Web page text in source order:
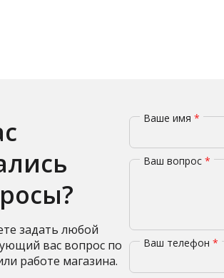
задать любой
вас вопрос по
работе магазина.
Ваше имя*
Ваш вопрос*
Ваш телефон*